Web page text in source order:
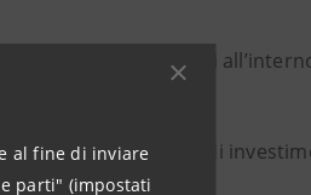
al fine di inviare
parti" (impostati
reiterati e condivisi
e influenzare scelte di